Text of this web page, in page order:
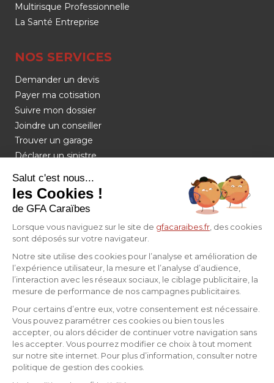
Multirisque Professionnelle
La Santé Entreprise
NOS SERVICES
Demander un devis
Payer ma cotisation
Suivre mon dossier
Joindre un conseiller
Trouver un garage
Déclarer un sinistre
Résilier mon contrat
GFA CARAÏBES
Qui sommes nous ?
Groupe Generali
Espace presse
Rejoignez-nous
Mentions légales
Vos données personnelles
Gestions des Cookies
Information Produits
Dispositions Générales
Salut c'est nous...
les Cookies !
de GFA Caraïbes
Lorsque vous naviguez sur le site de gfacaraibes.fr , des cookies
sont déposés sur votre navigateur.
Notre site utilise des cookies pour l’analyse et amélioration de
l’expérience utilisateur, la mesure et l’analyse d’audience,
l’interaction avec les réseaux sociaux, le ciblage publicitaire, la
mesure de performance de nos campagnes publicitaires.
Pour certains d’entre eux, votre consentement est nécessaire.
Vous pouvez paramétrer ces cookies ou bien tous les
accepter, ou alors décider de continuer votre navigation sans
les accepter. Vous pourrez modifier ce choix à tout moment
sur notre site internet. Pour plus d’information, consulter notre
politique de gestion des cookies.